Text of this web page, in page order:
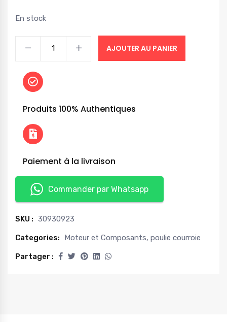
En stock
AJOUTER AU PANIER
Produits 100% Authentiques
Paiement à la livraison
Commander par Whatsapp
SKU : 30930923
Categories: Moteur et Composants, poulie courroie
Partager :